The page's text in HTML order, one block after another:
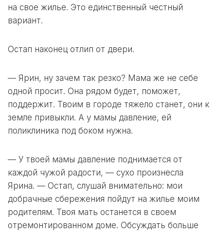
на свое жилье. Это единственный честный
вариант.
Остап наконец отлип от двери.
— Ярин, ну зачем так резко? Мама же не себе
одной просит. Она рядом будет, поможет,
поддержит. Твоим в городе тяжело станет, они к
земле привыкли. А у мамы давление, ей
поликлиника под боком нужна.
— У твоей мамы давление поднимается от
каждой чужой радости, — сухо произнесла
Ярина. — Остап, слушай внимательно: мои
добрачные сбережения пойдут на жилье моим
родителям. Твоя мать останется в своем
отремонтированном доме. Обсуждать больше